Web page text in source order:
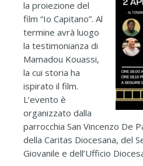
la proiezione del
film “Io Capitano”. Al
termine avrà luogo
la testimonianza di
Mamadou Kouassi,
la cui storia ha
ispirato il film.
L’evento è
organizzato dalla
parrocchia San Vincenzo De
della Caritas Diocesana, del
Giovanile e dell’Ufficio